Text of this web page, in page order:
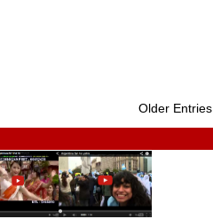
Older Entries